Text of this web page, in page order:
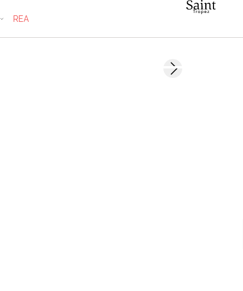
REA
Next slide